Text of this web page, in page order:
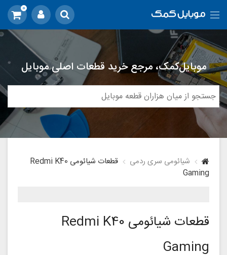
0
موبایل‌کمک، مرجع خرید قطعات اصلی موبایل
شیائومی سری ردمی
قطعات شیائومی Redmi K40
Gaming
قطعات شیائومی Redmi K40
Gaming